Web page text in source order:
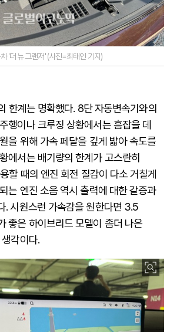
'더 뉴 그랜저' (사진=최태인 기자)
한계는 명확했다. 8단 자동변속기와의
행이나 크루징 상황에서는 흠잡을 데
을 위해 가속 페달을 깊게 밟아 속도를
에서는 배기량의 한계가 고스란히
할 때의 엔진 회전 질감이 다소 거칠게
는 엔진 소음 역시 출력에 대한 갈증과
. 시원스런 가속감을 원한다면 3.5
좋은 하이브리드 모델이 좀더 나은
각이다.